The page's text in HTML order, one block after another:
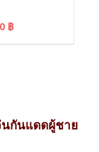
฿
กันแดดผู้ชาย